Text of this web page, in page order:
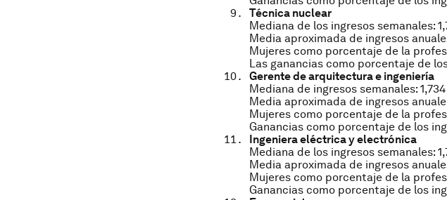
Técnica nuclear
Mediana de los ingresos semanales:
Media aproximada de ingresos
Mujeres como porcentaje de la
Las ganancias como porcentaje de
Gerente de arquitectura e ingeniería
Mediana de ingresos semanales:
Media aproximada de ingresos
Mujeres como porcentaje de la
Ganancias como porcentaje de los
Ingeniera eléctrica y electrónica
Mediana de los ingresos semanales:
Media aproximada de ingresos
Mujeres como porcentaje de la
Ganancias como porcentaje de los